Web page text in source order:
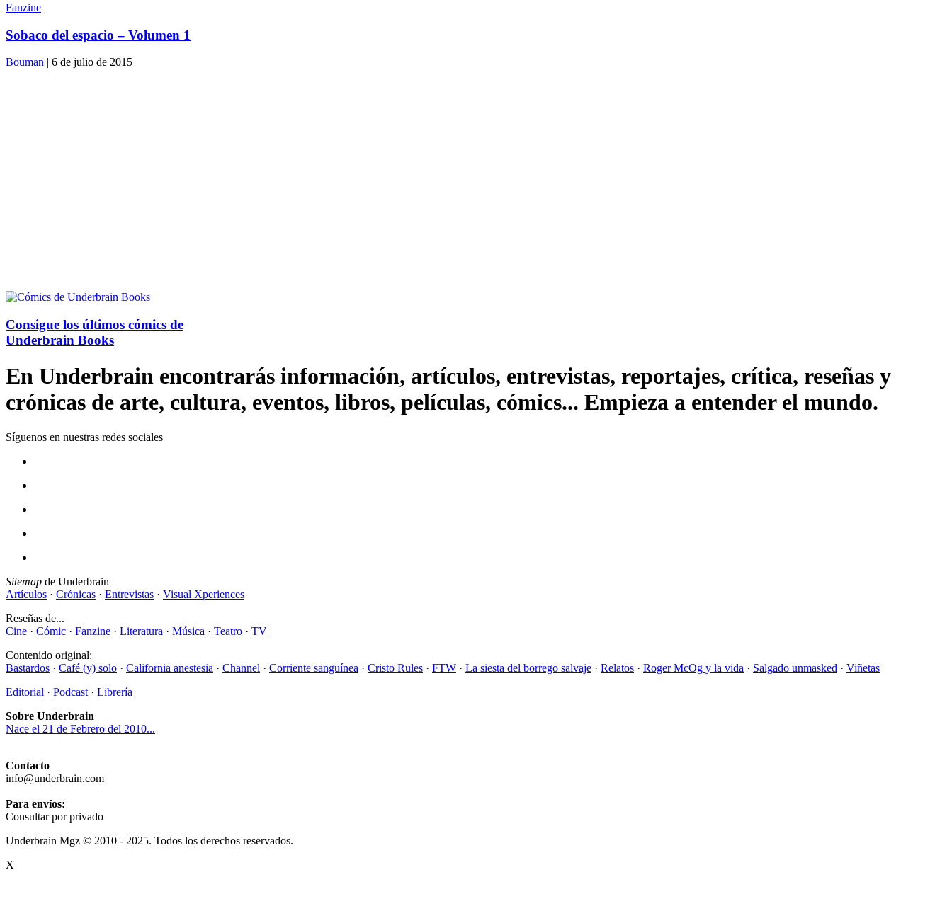
Fanzine
Sobaco del espacio – Volumen 1
Bouman | 6 de julio de 2015
Consigue los últimos cómics de
Underbrain Books
En Underbrain encontrarás información, artículos, entrevistas, reportajes, crítica, reseñas y
crónicas de arte, cultura, eventos, libros, películas, cómics... Empieza a entender el mundo.
Síguenos en nuestras redes sociales
Sitemap de Underbrain
Artículos · Crónicas · Entrevistas · Visual Xperiences
Reseñas de...
Cine · Cómic · Fanzine · Literatura · Música · Teatro · TV
Contenido original:
Bastardos · Café (y) solo · California anestesia · Channel · Corriente sanguínea · Cristo Rules · FTW · La siesta del borrego salvaje · Relatos · Roger McOg y la vida · Salgado unmasked · Viñetas
Editorial · Podcast · Librería
Sobre Underbrain
Nace el 21 de Febrero del 2010...
Contacto
info@underbrain.com
Para envíos:
Consultar por privado
Underbrain Mgz © 2010 - 2025. Todos los derechos reservados.
X